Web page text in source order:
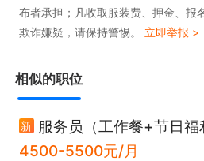
布者承担；凡收取服装费、押金、报
欺诈嫌疑，请保持警惕。 立即举报 >
相似的职位
新 服务员（工作餐+节日福
4500-5500元/月